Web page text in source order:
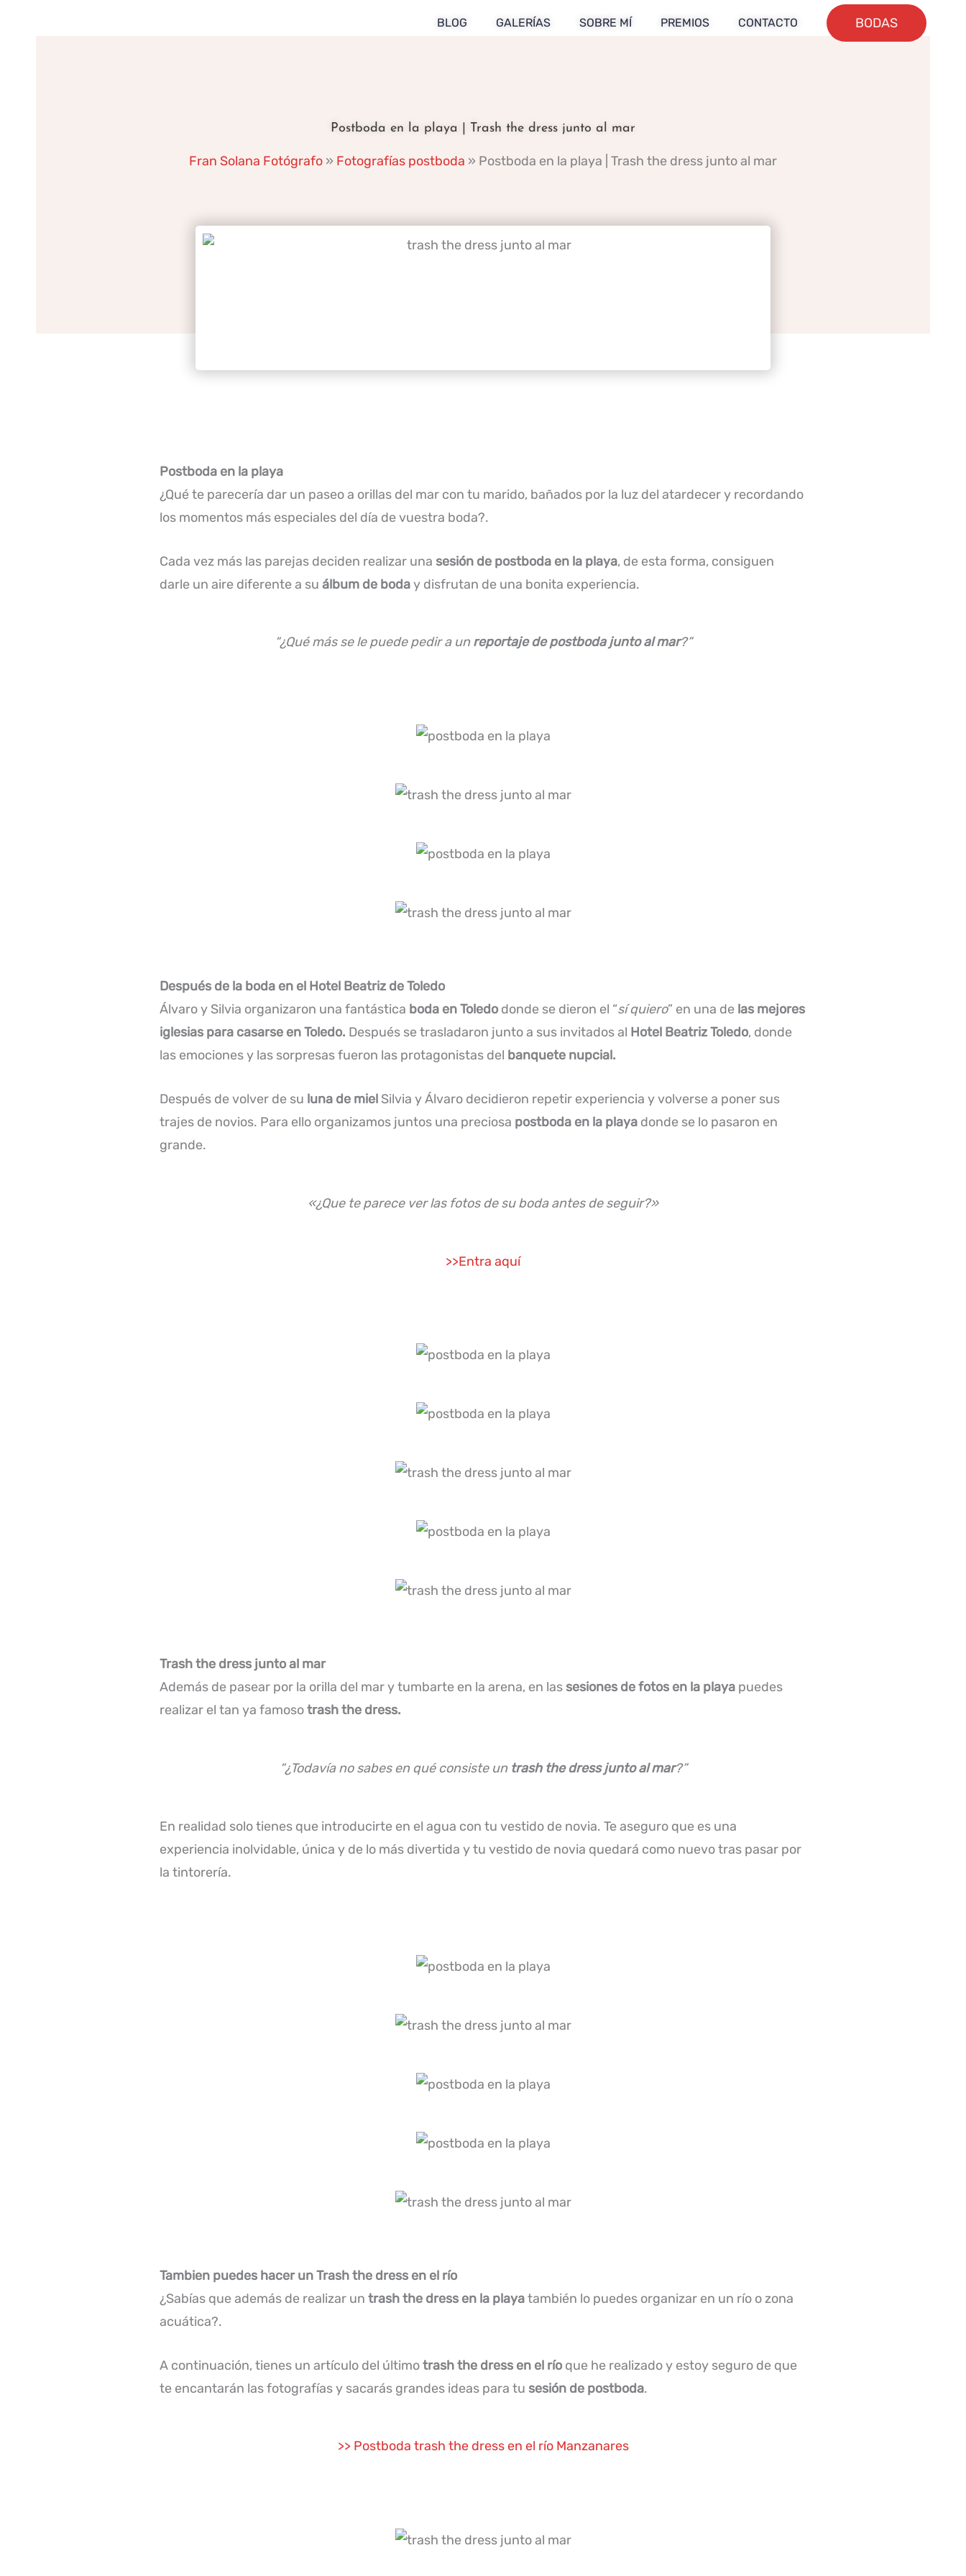
BLOG GALERÍAS SOBRE MÍ PREMIOS CONTACTO BODAS
Postboda en la playa | Trash the dress junto al mar
Fran Solana Fotógrafo » Fotografías postboda » Postboda en la playa | Trash the dress junto al mar
Postboda en la playa
¿Qué te parecería dar un paseo a orillas del mar con tu marido, bañados por la luz del atardecer y recordando
los momentos más especiales del día de vuestra boda?.
Cada vez más las parejas deciden realizar una sesión de postboda en la playa, de esta forma, consiguen
darle un aire diferente a su álbum de boday disfrutan de una bonita experiencia.
“¿Qué más se le puede pedir a un reportaje de postboda junto al mar?”
Después de la boda en el Hotel Beatriz de Toledo
Álvaro y Silvia organizaron una fantástica boda en Toledo donde se dieron el “sí quiero” en una de las mejores
iglesias para casarse en Toledo. Después se trasladaron junto a sus invitados al Hotel Beatriz Toledo, donde
las emociones y las sorpresas fueron las protagonistas del banquete nupcial.
Después de volver de su luna de miel Silvia y Álvaro decidieron repetir experiencia y volverse a poner sus
trajes de novios. Para ello organizamos juntos una preciosa postboda en la playa donde se lo pasaron en
grande.
«¿Que te parece ver las fotos de su boda antes de seguir?»
>>Entra aquí
Trash the dress junto al mar
Además de pasear por la orilla del mar y tumbarte en la arena, en las sesiones de fotos en la playa puedes
realizar el tan ya famosotrash the dress.
“¿Todavía no sabes en qué consiste un trash the dress junto al mar?”
En realidad solo tienes que introducirte en el agua con tu vestido de novia. Te aseguro que es una
experiencia inolvidable, única y de lo más divertida y tu vestido de novia quedará como nuevo tras pasar por
la tintorería.
Tambien puedes hacer un Trash the dress en el río
¿Sabías que además de realizar un trash the dress en la playatambién lo puedes organizar en un río o zona
acuática?.
A continuación, tienes un artículo del últimotrash the dress en el río que he realizado y estoy seguro de que
te encantarán las fotografías y sacarás grandes ideas para tu sesión de postboda.
>> Postboda trash the dress en el río Manzanares